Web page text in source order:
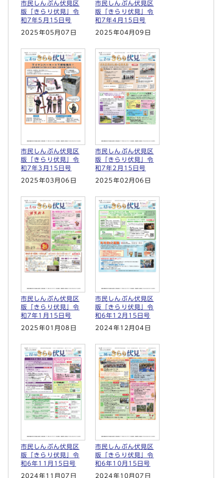
市民しんぶん伏見区
版「きらり伏見」令
和7年5月15日号
2025年05月07日
市民しんぶん伏見区
版「きらり伏見」令
和7年4月15日号
2025年04月09日
市民しんぶん伏見区
版「きらり伏見」令
和7年3月15日号
2025年03月06日
市民しんぶん伏見区
版「きらり伏見」令
和7年2月15日号
2025年02月06日
市民しんぶん伏見区
版「きらり伏見」令
和7年1月15日号
2025年01月08日
市民しんぶん伏見区
版「きらり伏見」令
和6年12月15日号
2024年12月04日
市民しんぶん伏見区
版「きらり伏見」令
和6年11月15日号
2024年11月07日
市民しんぶん伏見区
版「きらり伏見」令
和6年10月15日号
2024年10月07日